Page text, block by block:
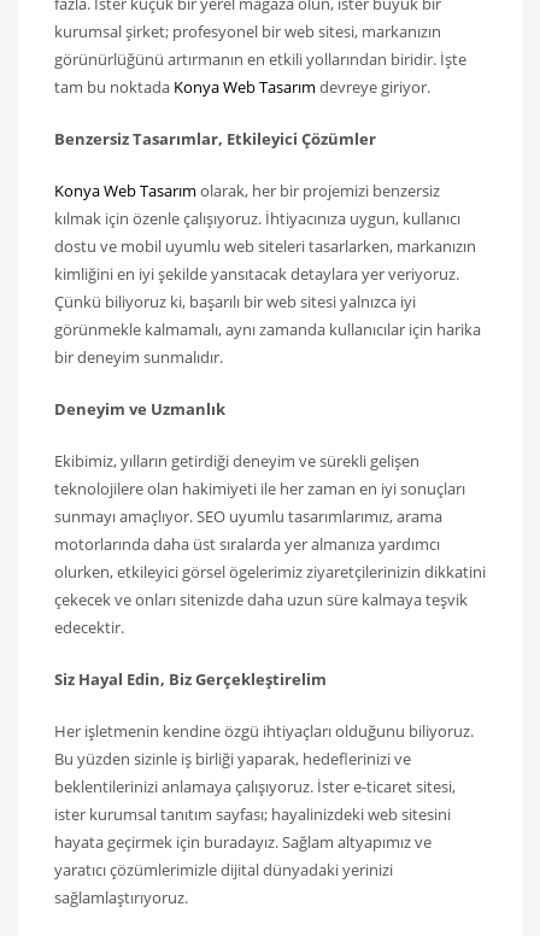
kurumsal şirket; profesyonel bir web sitesi, markanızın
görünürlüğünü artırmanın en etkili yollarından biridir. İşte
tam bu noktada Konya Web Tasarım devreye giriyor.
Benzersiz Tasarımlar, Etkileyici Çözümler
Konya Web Tasarım olarak, her bir projemizi benzersiz
kılmak için özenle çalışıyoruz. İhtiyacınıza uygun, kullanıcı
dostu ve mobil uyumlu web siteleri tasarlarken, markanızın
kimliğini en iyi şekilde yansıtacak detaylara yer veriyoruz.
Çünkü biliyoruz ki, başarılı bir web sitesi yalnızca iyi
görünmekle kalmamalı, aynı zamanda kullanıcılar için harika
bir deneyim sunmalıdır.
Deneyim ve Uzmanlık
Ekibimiz, yılların getirdiği deneyim ve sürekli gelişen
teknolojilere olan hakimiyeti ile her zaman en iyi sonuçları
sunmayı amaçlıyor. SEO uyumlu tasarımlarımız, arama
motorlarında daha üst sıralarda yer almanıza yardımcı
olurken, etkileyici görsel ögelerimiz ziyaretçilerinizin dikkatini
çekecek ve onları sitenizde daha uzun süre kalmaya teşvik
edecektir.
Siz Hayal Edin, Biz Gerçekleştirelim
Her işletmenin kendine özgü ihtiyaçları olduğunu biliyoruz.
Bu yüzden sizinle iş birliği yaparak, hedeflerinizi ve
beklentilerinizi anlamaya çalışıyoruz. İster e-ticaret sitesi,
ister kurumsal tanıtım sayfası; hayalinizdeki web sitesini
hayata geçirmek için buradayız. Sağlam altyapımız ve
yaratıcı çözümlerimizle dijital dünyadaki yerinizi
sağlamlaştırıyoruz.